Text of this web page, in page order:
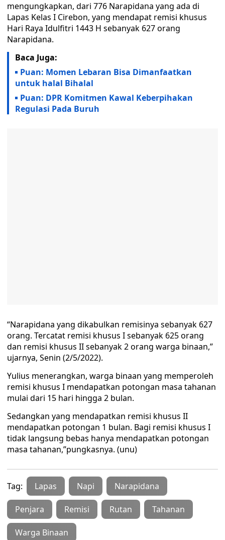
mengungkapkan, dari 776 Narapidana yang ada di
Lapas Kelas I Cirebon, yang mendapat remisi khusus
Hari Raya Idulfitri 1443 H sebanyak 627 orang
Narapidana.
Baca Juga:
Puan: Momen Lebaran Bisa Dimanfaatkan
untuk halal Bihalal
Puan: DPR Komitmen Kawal Keberpihakan
Regulasi Pada Buruh
“Narapidana yang dikabulkan remisinya sebanyak 627
orang. Tercatat remisi khusus I sebanyak 625 orang
dan remisi khusus II sebanyak 2 orang warga binaan,”
ujarnya, Senin (2/5/2022).
Yulius menerangkan, warga binaan yang memperoleh
remisi khusus I mendapatkan potongan masa tahanan
mulai dari 15 hari hingga 2 bulan.
Sedangkan yang mendapatkan remisi khusus II
mendapatkan potongan 1 bulan. Bagi remisi khusus I
tidak langsung bebas hanya mendapatkan potongan
masa tahanan,”pungkasnya. (unu)
Tag: Lapas Napi Narapidana
Penjara Remisi Rutan Tahanan
Warga Binaan